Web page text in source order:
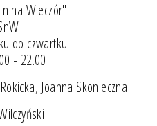
na Wieczór"
do czwartku
- 22.00
Joanna Skonieczna